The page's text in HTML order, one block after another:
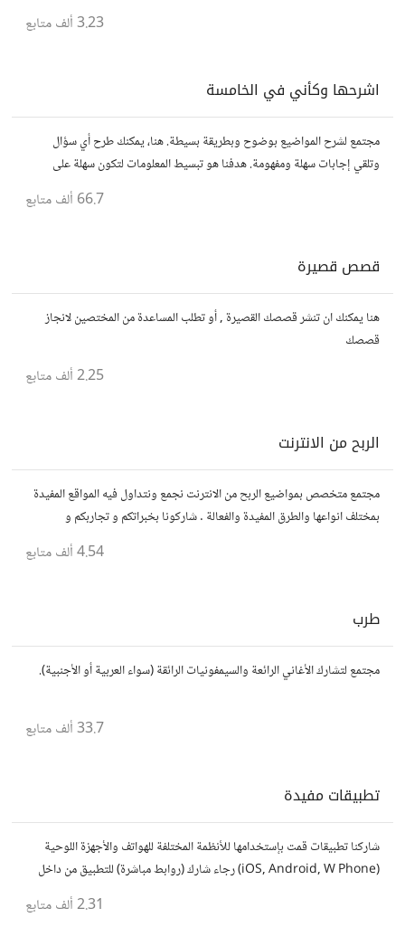
3.23 ألف متابع
اشرحها وكأني في الخامسة
مجتمع لشرح المواضيع بوضوح وبطريقة بسيطة. هنا، يمكنك طرح أي سؤال
وتلقي إجابات سهلة ومفهومة. هدفنا هو تبسيط المعلومات لتكون سهلة على
66.7 ألف متابع
قصص قصيرة
هنا يمكنك ان تنشر قصصك القصيرة , أو تطلب المساعدة من المختصين لانجاز
قصصك
2.25 ألف متابع
الربح من الانترنت
مجتمع متخصص بمواضيع الربح من الانترنت نجمع ونتداول فيه المواقع المفيدة
بمختلف انواعها والطرق المفيدة والفعالة . شاركونا بخبراتكم و تجاربكم و
4.54 ألف متابع
طرب
مجتمع لتشارك الأغاني الرائعة والسيمفونيات الرائقة (سواء العربية أو الأجنبية).
33.7 ألف متابع
تطبيقات مفيدة
شاركنا تطبيقات قمت بإستخدامها للأنظمة المختلفة للهواتف والأجهزة اللوحية
(iOS, Android, W Phone) رجاء شارك (روابط مباشرة) للتطبيق من داخل
المتجر..إلا في حالة وجود عدة تطبيقات أو شرح مطول شاركها كموضوع
2.31 ألف متابع